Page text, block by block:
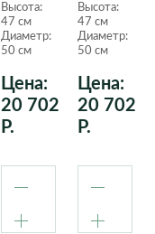
LS
серебристый
металлик
Высота:
47 см
Диаметр:
50 см
Цена:
20 702
Р.
LS
красный
Высота:
47 см
Диаметр:
50 см
Цена:
20 702
Р.